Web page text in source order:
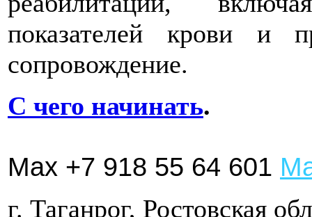
показателей крови и
сопровождение.
C чего начинать.
Max +7 918 55 64 601
г. Таганрог, Ростовская